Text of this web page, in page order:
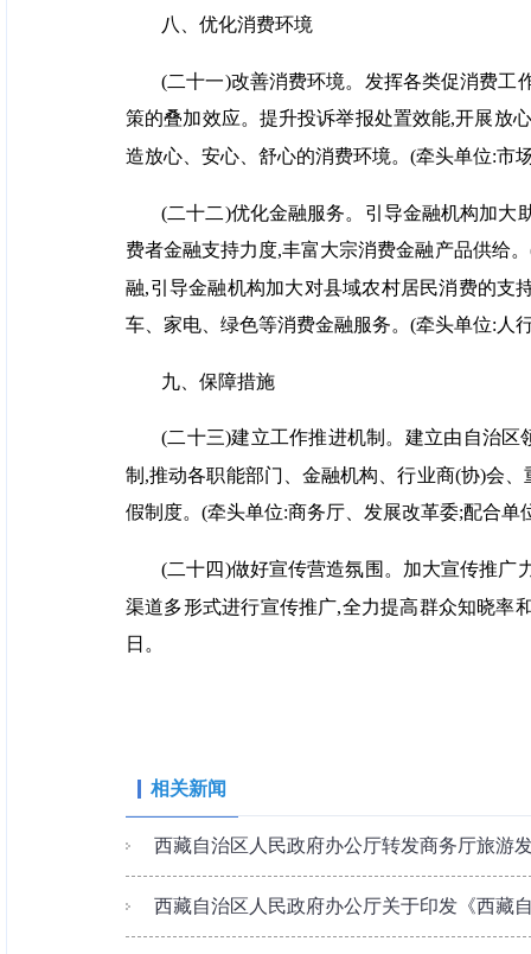
八、优化消费环境
(二十一)改善消费环境。发挥各类促消费工
策的叠加效应。提升投诉举报处置效能,开展放
造放心、安心、舒心的消费环境。(牵头单位:市
(二十二)优化金融服务。引导金融机构加大
费者金融支持力度,丰富大宗消费金融产品供给
融,引导金融机构加大对县域农村居民消费的支
车、家电、绿色等消费金融服务。(牵头单位:人
九、保障措施
(二十三)建立工作推进机制。建立由自治
制,推动各职能部门、金融机构、行业商(协)会
假制度。(牵头单位:商务厅、发展改革委;配合
(二十四)做好宣传营造氛围。加大宣传推广
渠道多形式进行宣传推广,全力提高群众知晓率
日。
相关新闻
西藏自治区人民政府办公厅转发商务厅旅游
西藏自治区人民政府办公厅关于印发《西藏